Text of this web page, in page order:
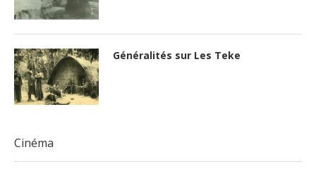
Généralités sur Les Teke
Cinéma